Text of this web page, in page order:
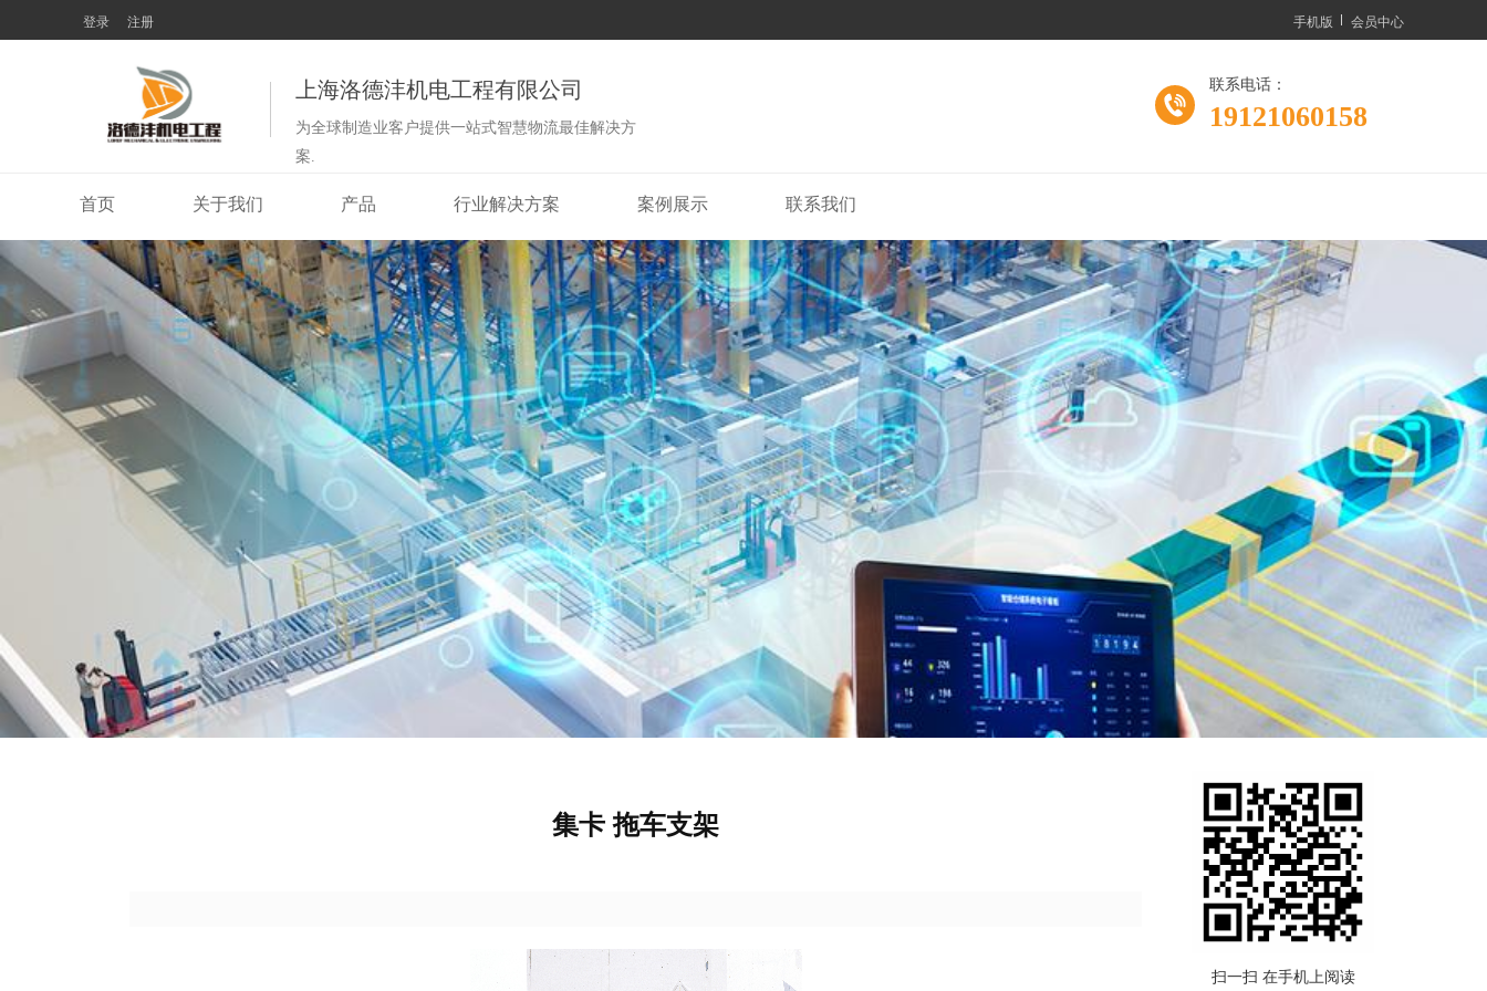
登录 注册 手机版 会员中心
上海洛德沣机电工程有限公司
为全球制造业客户提供一站式智慧物流最佳解决方
案.
联系电话：
19121060158
首页 关于我们 产品 行业解决方案 案例展示 联系我们
集卡 拖车支架
扫一扫 在手机上阅读